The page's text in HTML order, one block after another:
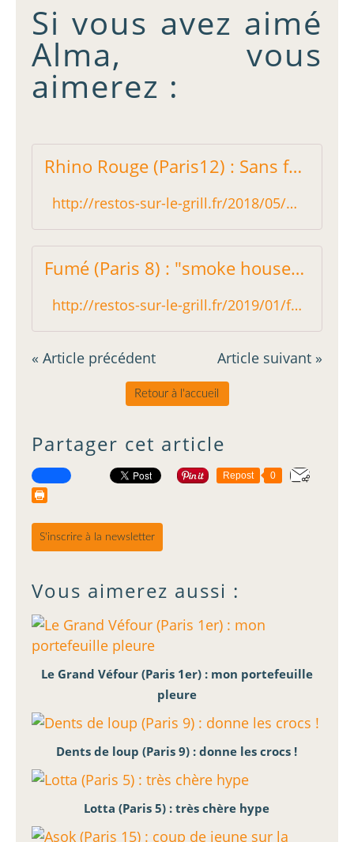
Si vous avez aimé
Alma, vous
aimerez :
Rhino Rouge (Paris12) : Sans faire un four, une adresse fumeuse - Restos sur le Grill - Blog critique des restaurants de Paris indépendant !
http://restos-sur-le-grill.fr/2018/05/rhino-rouge-paris12-sans-faire-un-four-une-adresse-fumeuse.html
Fumé (Paris 8) : "smoke house" délicate - Restos sur le Grill - Blog critique des restaurants de Paris indépendant !
http://restos-sur-le-grill.fr/2019/01/fume-paris-8-smoke-house-delicate.html
« Article précédent Article suivant »
Retour à l'accueil
Partager cet article
Repost 0
S'inscrire à la newsletter
Vous aimerez aussi :
Le Grand Véfour (Paris 1er) : mon portefeuille
pleure
Dents de loup (Paris 9) : donne les crocs !
Lotta (Paris 5) : très chère hype